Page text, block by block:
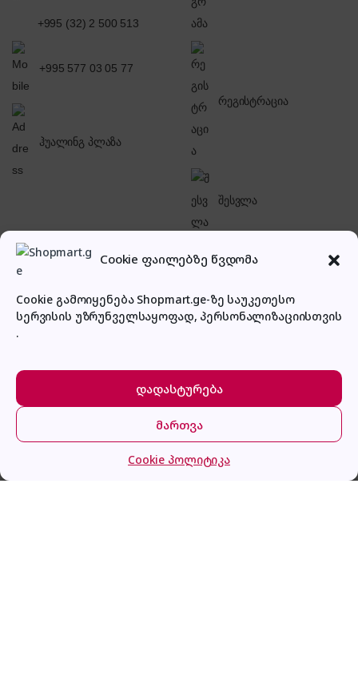
Cookie ფაილებზე წვდომა
Cookie გამოიყენება Shopmart.ge-ზე საუკეთესო
სერვისის უზრუნველსაყოფად, პერსონალიზაციისთვის
.
დადასტურება
მართვა
Cookie პოლიტიკა
+995 (32) 2 500 513
+995 577 03 05 77
ჰუალინგ პლაზა
რეგისტრაცია
შესვლა
პირადი კაბინეტი
Zilan ZLN3925
მთავარი კატეგორიები კალათა შესვლა